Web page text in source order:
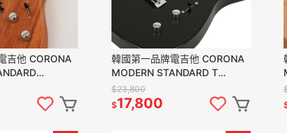
吉他 CORONA
韓國第一品牌電吉他 CORONA
MODERN STANDARD T
T22F/L BLK TELE 雙雙 黑色
$23,800
$17,800